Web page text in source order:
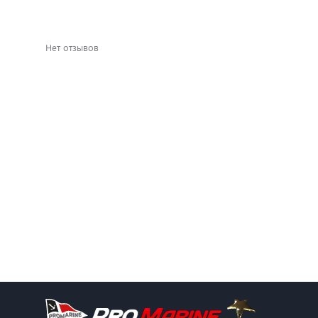
Нет отзывов